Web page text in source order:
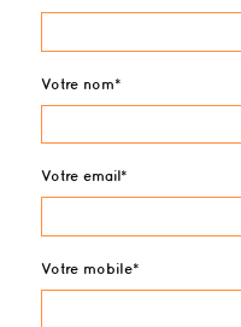
Votre nom
Votre email
Votre mobile